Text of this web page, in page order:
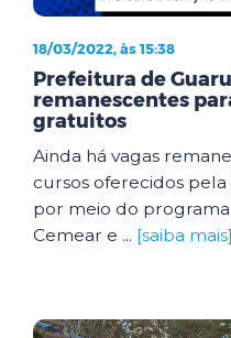
18/03/2022, às 15:38
Prefeitura de
remanescentes
gratuitos
Ainda há vagas
cursos oferecidos
por meio do programa
Cemear e ... [saiba mais]